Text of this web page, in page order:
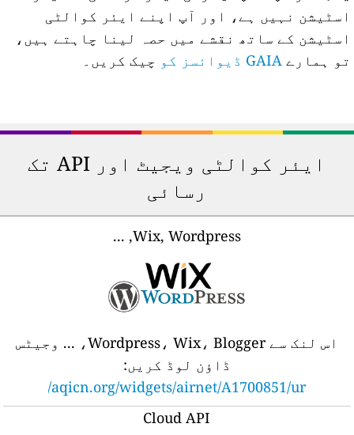
اسٹیشن نہیں ہے، اور آپ اپنے ایئر کوالٹی
اسٹیشن کے ساتھ نقشے میں حصہ لینا چاہتے ہیں،
تو ہمارے GAIA ڈیوائسز کو چیک کریں۔
ایئر کوالٹی ویجیٹ اور API تک
رسائی
Wix, Wordpress, ...
اس لنک سے Wordpress، Wix، Blogger، ... وجیٹس
ڈاؤن لوڈ کریں:
aqicn.org/widgets/airnet/A1700851/ur/
Cloud API